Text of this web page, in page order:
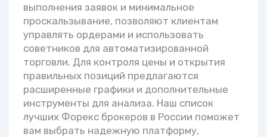
выполнения заявок и минимальное
проскальзывание, позволяют клиентам
управлять ордерами и использовать
советников для автоматизированной
торговли. Для контроля цены и открытия
правильных позиций предлагаются
расширенные графики и дополнительные
инструменты для анализа. Наш список
лучших Форекс брокеров в России поможет
вам выбрать надежную платформу,